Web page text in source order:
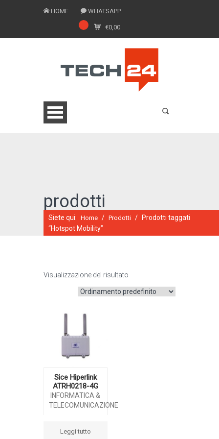
HOME WHATSAPP
€0,00
CATALOGO ONLINE
prodotti
Siete qui: Home / Prodotti /
Prodotti taggati
“Hotspot Mobility”
Visualizzazione del risultato
Sice Hiperlink
ATRH0218-4G
INFORMATICA &
TELECOMUNICAZIONE
Leggi tutto